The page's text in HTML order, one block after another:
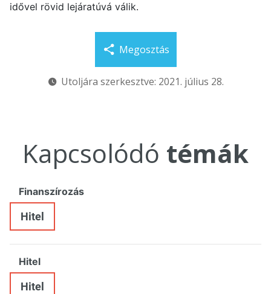
idővel rövid lejáratúvá válik.
Megosztás
Utoljára szerkesztve: 2021. július 28.
Kapcsolódó témák
Finanszírozás
Hitel
Hitel
Hitel